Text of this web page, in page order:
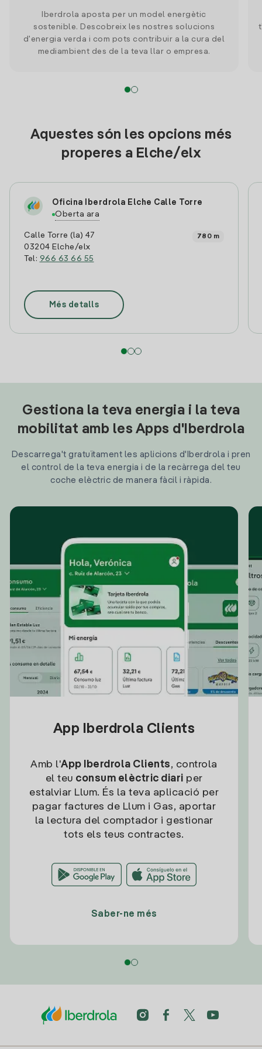
Iberdrola aposta per un model energètic
sostenible. Descobreix les nostres solucions
d'energia verda i com pots contribuir a la cura del
mediambient des de la teva llar o empresa.
Aquestes són les opcions més
properes a Elche/elx
Oficina Iberdrola Elche Calle Torre
Oberta ara
Calle Torre (la) 47
03204 Elche/elx
Tel: 966 63 66 55
780 m
Més detalls
Gestiona la teva energia i la teva
mobilitat amb les Apps d'Iberdrola
Descarrega't gratuïtament les aplicions d'Iberdrola i pren
el control de la teva energia i de la recàrrega del teu
coche elèctric de manera fàcil i ràpida.
App Iberdrola Clients
Amb l'App Iberdrola Clients, controla
el teu consum elèctric diari per
estalviar Llum. És la teva aplicació per
pagar factures de Llum i Gas, aportar
la lectura del comptador i gestionar
tots els teus contractes.
Saber-ne més